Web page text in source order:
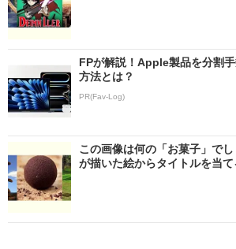
FPが解説！Apple製品を分割
方法とは？
PR(Fav-Log)
この画像は何の「お菓子」で
が描いた絵からタイトルを当て